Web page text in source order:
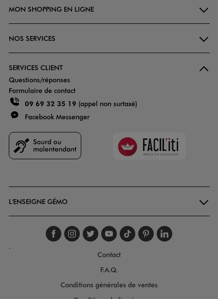
MON SHOPPING EN LIGNE
NOS SERVICES
SERVICES CLIENT
Questions/réponses
Formulaire de contact
09 69 32 35 19 (appel non surtaxé)
Facebook Messenger
Faciliti
L'ENSEIGNE GÉMO
Suivez-nous sur
Suivez-nous sur
Suivez-nous sur
Suivez-nous
Suivez-nous
Suivez-
.
Contact
F.A.Q.
Conditions générales de ventes